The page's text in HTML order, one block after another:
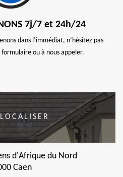
7j/7 et 24h/24
dans l’immédiat, n’hésitez pas
ou à nous appeler.
d'Afrique du Nord
Caen